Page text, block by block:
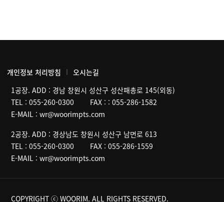
개인정보 처리방침
오시는길
1공장. ADD : 경남 창원시 성산구 성산패총로 145(외동)
TEL :055-260-0300 FAX : : 055-286-1582
E-MAIL :wr@woorimpts.com
2공장. ADD : 경상남도 창원시 성산구 남면로 613
TEL :055-260-0300 FAX :055-286-1559
E-MAIL :wr@woorimpts.com
COPYRIGHT ⓒ WOORIM. ALL RIGHTS RESERVED.